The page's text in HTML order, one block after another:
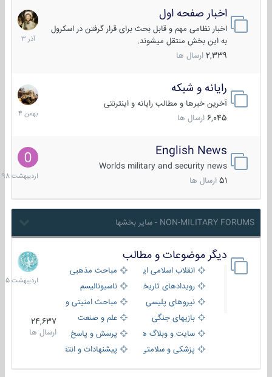
اخبار صفحه اول
اخبار نظامی مهم و قابل بحث برای قرار گرفتن در اسکرول
به این بخش منتقل میشوند.
2,339 ارسال ها
7
آذر
1403
رایانه و شبکه
آخرین خبرها و مطالب رایانه و اینترنتی
6,045 ارسال ها
30
بهمن
1404
English News
Worlds military and security news
51 ارسال ها
10
1398
NON-MILITARY FORUMS - سایر بخشها
دیگر موضوعات و مطالب
انقلاب اسلامی ایران
مباحث مذهبی
رویدادهای تاریخی و مذهبیناسیونالیسم
نیروهای پلیسی
مباحث امنیتی و اطلاعاتی
بازیهای جنگی
علم و صنعت
سایت و وبلاگ ها
پرسش و پاسخ
پزشکی و سلامتی
پیشنهادات و انتقادات
24,637
ارسال ها
8
1405